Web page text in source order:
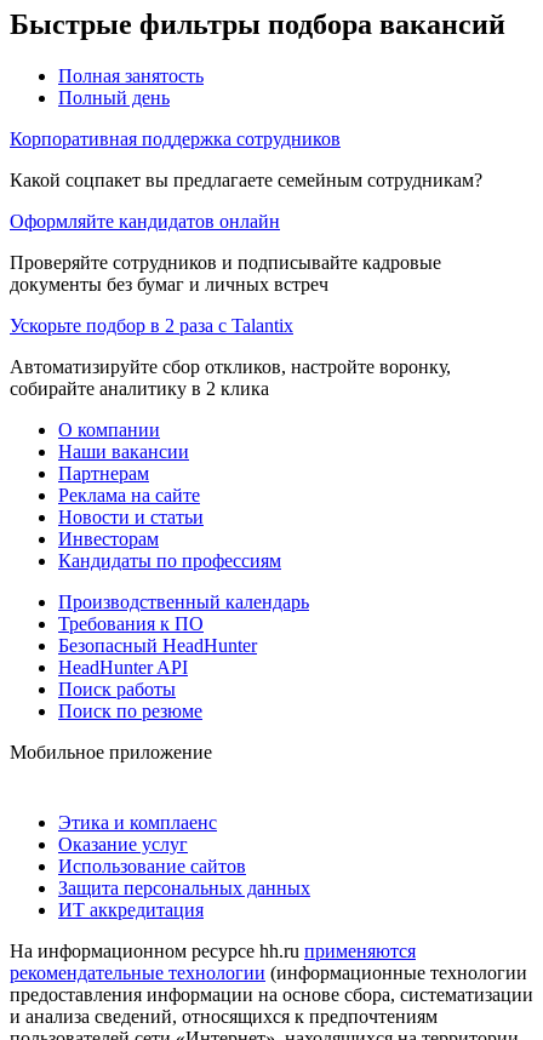
Быстрые фильтры подбора вакансий
Полная занятость
Полный день
Корпоративная поддержка сотрудников
Какой соцпакет вы предлагаете семейным сотрудникам?
Оформляйте кандидатов онлайн
Проверяйте сотрудников и подписывайте кадровые
документы без бумаг и личных встреч
Ускорьте подбор в 2 раза с Talantix
Автоматизируйте сбор откликов, настройте воронку,
собирайте аналитику в 2 клика
О компании
Наши вакансии
Партнерам
Реклама на сайте
Новости и статьи
Инвесторам
Кандидаты по профессиям
Производственный календарь
Требования к ПО
Безопасный HeadHunter
HeadHunter API
Поиск работы
Поиск по резюме
Мобильное приложение
Этика и комплаенс
Оказание услуг
Использование сайтов
Защита персональных данных
ИТ аккредитация
На информационном ресурсе hh.ru применяются
рекомендательные технологии (информационные технологии
предоставления информации на основе сбора, систематизации
и анализа сведений, относящихся к предпочтениям